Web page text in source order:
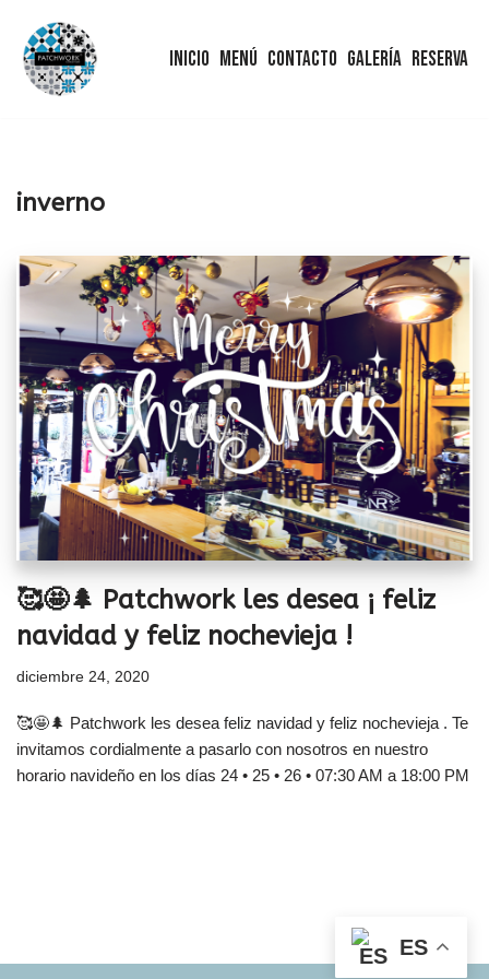
Saltar
Inicio Menú Contacto Galería Reserva
inverno
🥰🤩🌲 Patchwork les desea ¡ feliz
navidad y feliz nochevieja !
diciembre 24, 2020
🥰🤩🌲 Patchwork les desea feliz navidad y feliz nochevieja . Te
invitamos cordialmente a pasarlo con nosotros en nuestro
horario navideño en los días 24 • 25 • 26 • 07:30 AM a 18:00 PM
ES